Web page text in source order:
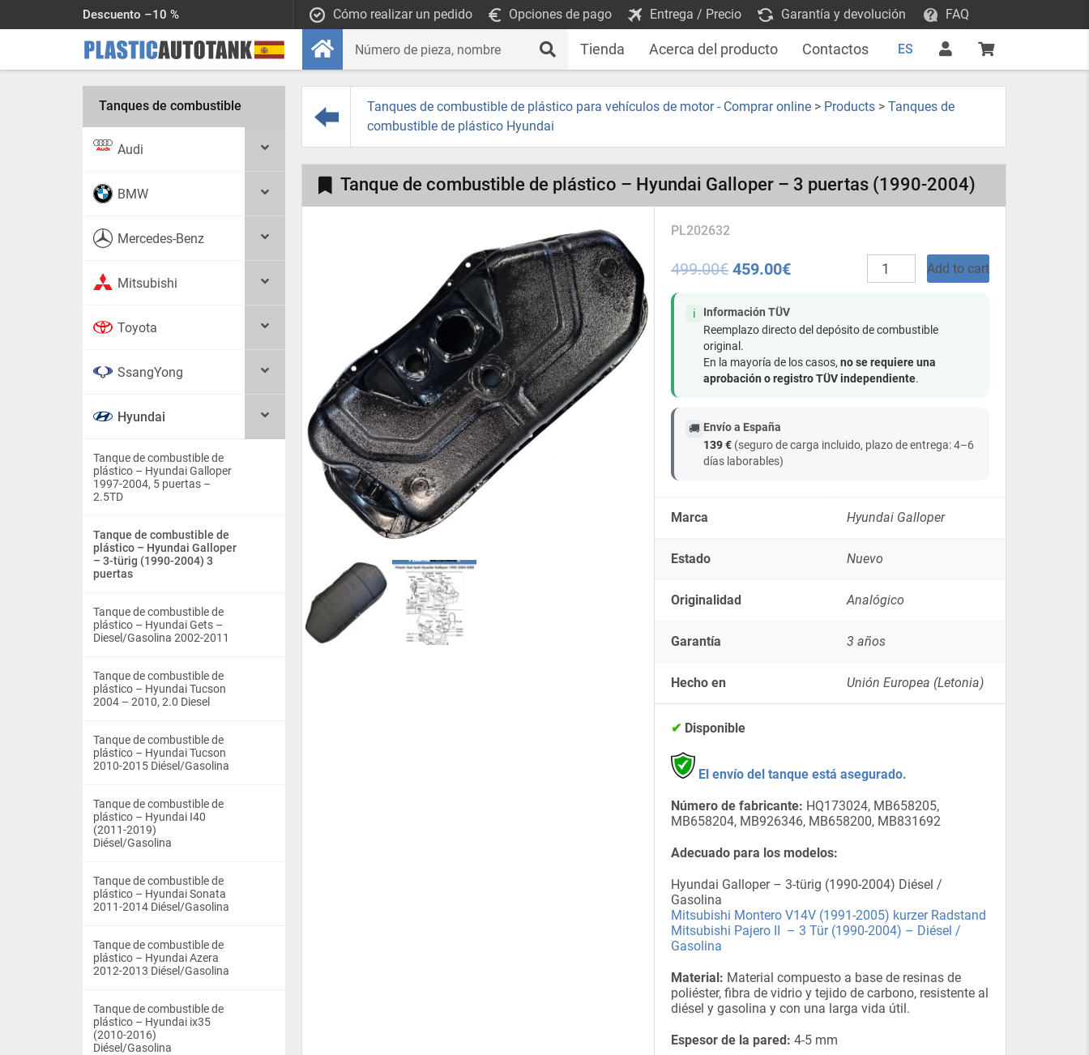
Descuento –10 % Cómo realizar un pedido Opciones de pago Entrega / Precio Garantía y devolución FAQ
Tienda Acerca del producto Contactos ES
Tanques de combustible
Audi
BMW
Mercedes-Benz
Mitsubishi
Toyota
SsangYong
Hyundai
Tanque de combustible de
plástico – Hyundai Galloper
1997-2004, 5 puertas –
2.5TD
Tanque de combustible de
plástico – Hyundai Galloper
– 3-türig (1990-2004) 3
puertas
Tanque de combustible de
plástico – Hyundai Gets –
Diesel/Gasolina 2002-2011
Tanque de combustible de
plástico – Hyundai Tucson
2004 – 2010, 2.0 Diesel
Tanque de combustible de
plástico – Hyundai Tucson
2010-2015 Diésel/Gasolina
Tanque de combustible de
plástico – Hyundai I40
(2011-2019)
Diésel/Gasolina
Tanque de combustible de
plástico – Hyundai Sonata
2011-2014 Diésel/Gasolina
Tanque de combustible de
plástico – Hyundai Azera
2012-2013 Diésel/Gasolina
Tanque de combustible de
plástico – Hyundai ix35
(2010-2016)
Diésel/Gasolina
Tanques de combustible de plástico para vehículos de motor - Comprar online > Products > Tanques de
combustible de plástico Hyundai
Tanque de combustible de plástico – Hyundai Galloper – 3 puertas (1990-2004)
PL202632
499.00€ 459.00€
Tanque
plástico
Hyundai
Galloper
-
2004)
Add to cart
ℹ️
Información TÜV
Reemplazo directo del depósito de combustible
original.
En la mayoría de los casos, no se requiere una
aprobación o registro TÜV independiente.
🚚 Envío a España
139 € (seguro de carga incluido, plazo de entrega: 4–6
días laborables)
Marca Hyundai Galloper
Estado Nuevo
Originalidad Analógico
Garantía 3 años
Hecho en Unión Europea (Letonia)
✔ Disponible
El envío del tanque está asegurado.
Número de fabricante: HQ173024, MB658205,
MB658204, MB926346, MB658200, MB831692
Adecuado para los modelos:
Hyundai Galloper – 3-türig (1990-2004) Diésel /
Gasolina
Mitsubishi Montero V14V (1991-2005) kurzer Radstand
Mitsubishi Pajero II – 3 Tür (1990-2004) – Diésel /
Gasolina
Material: Material compuesto a base de resinas de
poliéster, fibra de vidrio y tejido de carbono, resistente al
diésel y gasolina y con una larga vida útil.
Espesor de la pared: 4-5 mm